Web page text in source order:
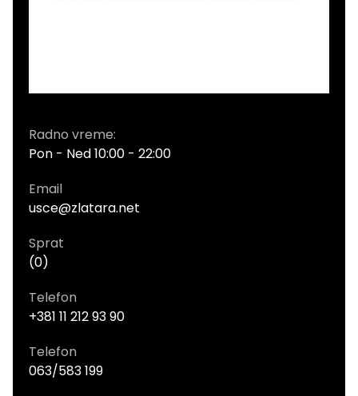
Radno vreme:
Pon - Ned 10:00 - 22:00
Email
usce@zlatara.net
Sprat
(0)
Telefon
+381 11 212 93 90
Telefon
063/583 199